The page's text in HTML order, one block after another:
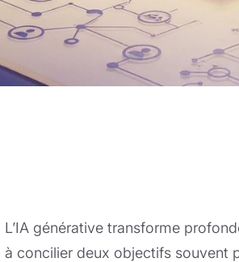
L’IA générative transforme
à concilier deux objectifs